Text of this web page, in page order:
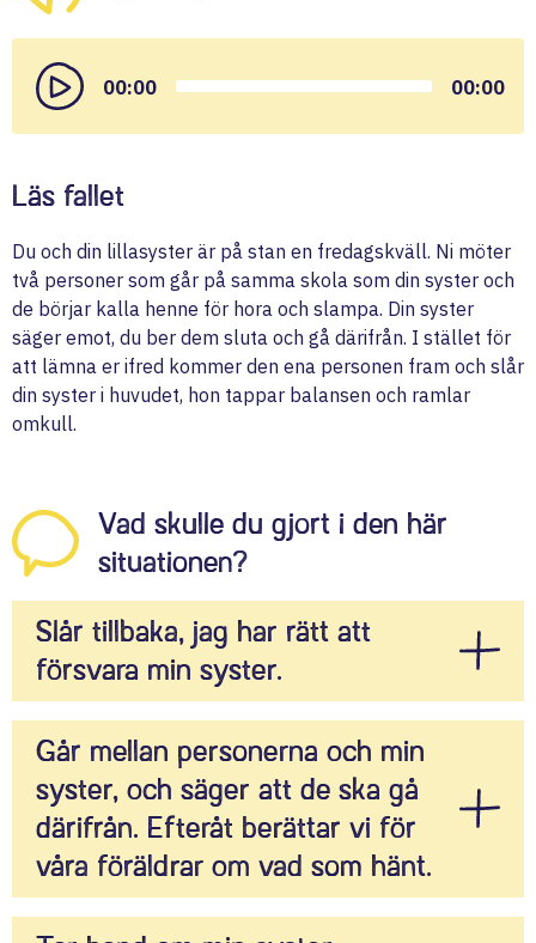
Player
00:00 00:00
Läs fallet
Du och din lillasyster är på stan en fredagskväll. Ni möter
två personer som går på samma skola som din syster och
de börjar kalla henne för hora och slampa. Din syster
säger emot, du ber dem sluta och gå därifrån. I stället för
att lämna er ifred kommer den ena personen fram och slår
din syster i huvudet, hon tappar balansen och ramlar
omkull.
Vad skulle du gjort i den här
situationen?
Slår tillbaka, jag har rätt att
försvara min syster.
Till viss del har du rätt att försvara din syster, men
enligt lagen får du aldrig använda ”mer våld än vad
lagen kräver”. Det är till exempel inte okej att slå
någon om det hade räckt med att säga ifrån.
Går mellan personerna och min
syster, och säger att de ska gå
därifrån. Efteråt berättar vi för
våra föräldrar om vad som hänt.
Det är bra att berätta för en vuxen om vad som har